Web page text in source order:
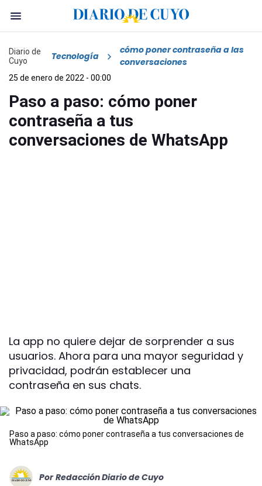
Diario de
Cuyo
Tecnología
cómo poner contraseña a las
conversaciones
25 de enero de 2022 - 00:00
Paso a paso: cómo poner
contraseña a tus
conversaciones de WhatsApp
La app no quiere dejar de sorprender a sus
usuarios. Ahora para una mayor seguridad y
privacidad, podrán establecer una
contraseña en sus chats.
Paso a paso: cómo poner contraseña a tus conversaciones de
WhatsApp
Por Redacción Diario de Cuyo